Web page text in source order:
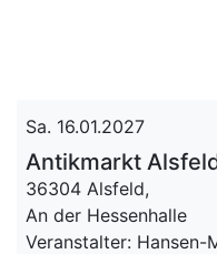
Sa. 16.01.2027
Antikmarkt
36304 Alsfeld,
An der Hessenhalle
Veranstalter: Hansen-